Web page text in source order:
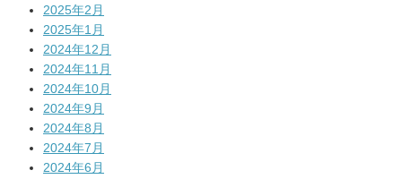
2025年2月
2025年1月
2024年12月
2024年11月
2024年10月
2024年9月
2024年8月
2024年7月
2024年6月